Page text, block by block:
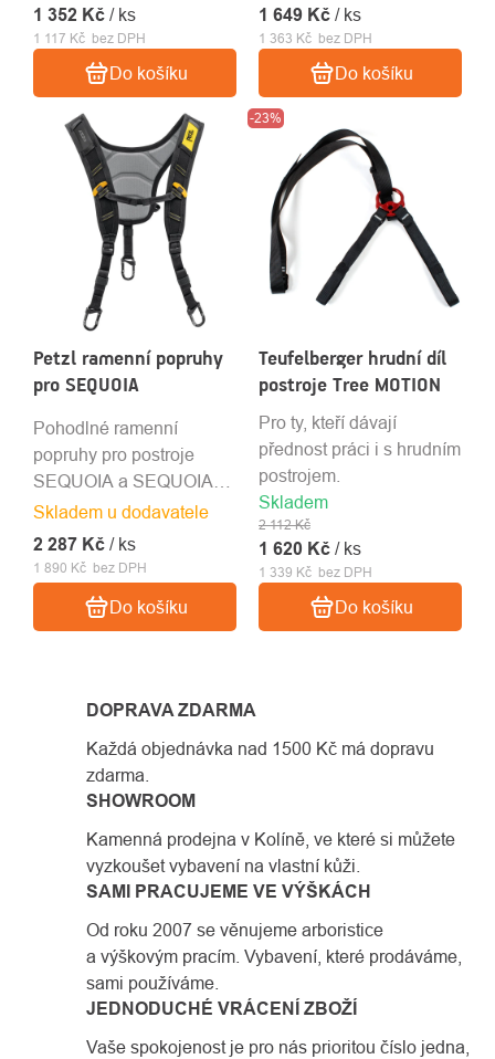
1 117 Kč bez DPH
1 352 Kč / ks
Do košíku
1 363 Kč bez DPH
1 649 Kč / ks
Do košíku
Petzl ramenní popruhy
pro SEQUOIA
Skladem u dodavatele
1 890 Kč bez DPH
2 287 Kč / ks
Do košíku
Pohodlné ramenní
popruhy pro postroje
SEQUOIA a SEQUOIA
PLUS s připojovacími
body pro výstupový
systém SRS
-23%
Teufelberger hrudní díl
postroje Tree MOTION
Skladem
1 339 Kč bez DPH
2 112 Kč
1 620 Kč / ks
Do košíku
Pro ty, kteří dávají
přednost práci i s hrudním
postrojem.
DOPRAVA ZDARMA
Každá objednávka nad 1500 Kč má dopravu
zdarma.
SHOWROOM
Kamenná prodejna v Kolíně, ve které si můžete
vyzkoušet vybavení na vlastní kůži.
SAMI PRACUJEME VE VÝŠKÁCH
Od roku 2007 se věnujeme arboristice
a výškovým pracím. Vybavení, které prodáváme,
sami používáme.
JEDNODUCHÉ VRÁCENÍ ZBOŽÍ
Vaše spokojenost je pro nás prioritou číslo jedna,